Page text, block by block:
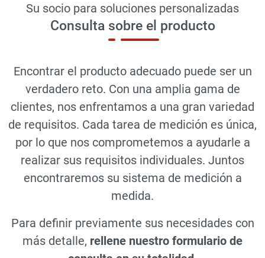
Su socio para soluciones personalizadas
Consulta sobre el producto
Encontrar el producto adecuado puede ser un
verdadero reto. Con una amplia gama de
clientes, nos enfrentamos a una gran variedad
de requisitos. Cada tarea de medición es única,
por lo que nos comprometemos a ayudarle a
realizar sus requisitos individuales. Juntos
encontraremos su sistema de medición a
medida.
Para definir previamente sus necesidades con
más detalle, rellene nuestro formulario de